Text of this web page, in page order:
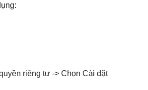
riêng tư -> Chọn Cài đặt